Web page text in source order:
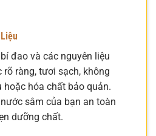
đao và các nguyên liệu
rõ ràng, tươi sạch, không
hóa chất bảo quản.
sâm của bạn an toàn
dưỡng chất.